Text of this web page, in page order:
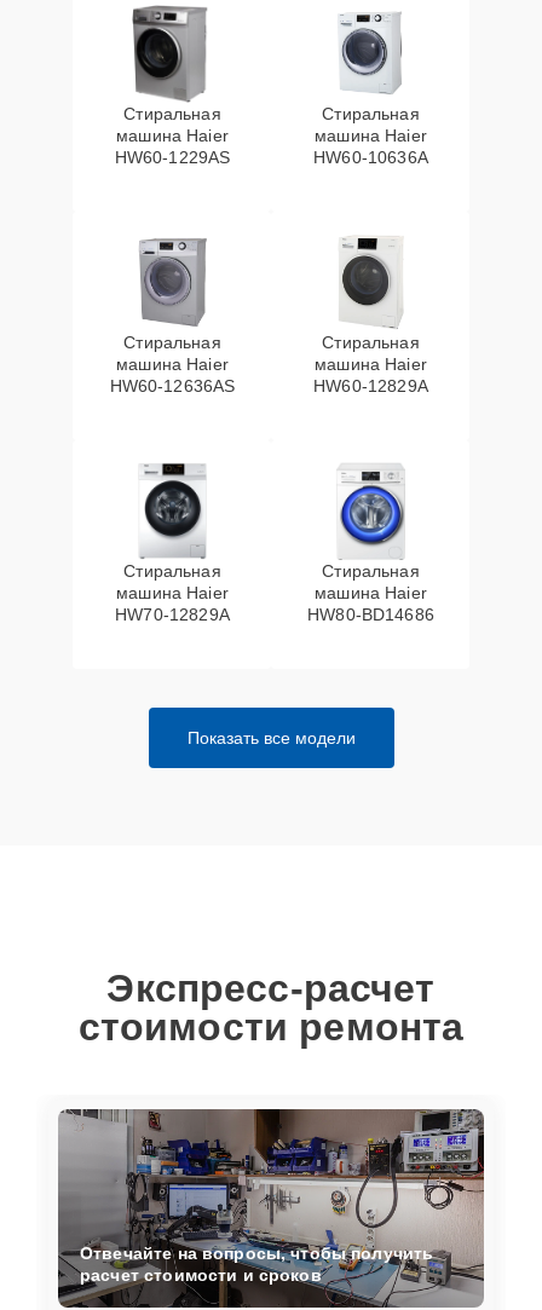
Стиральная
машина Haier
HW60-1229AS
Стиральная
машина Haier
HW60-10636A
Стиральная
машина Haier
HW60-12636AS
Стиральная
машина Haier
HW60-12829A
Стиральная
машина Haier
HW70-12829A
Стиральная
машина Haier
HW80-BD14686
Показать все модели
Экспресс-расчет
стоимости ремонта
Отвечайте на вопросы, чтобы получить
расчет стоимости и сроков